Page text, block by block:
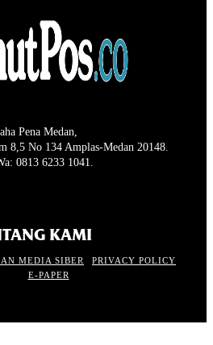
Pena Medan,
8,5 No 134 Amplas-Medan 20148.
0813 6233 1041.
KAMI
MEDIA SIBER
PRIVACY POLICY
E-PAPER